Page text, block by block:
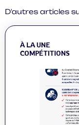
D'autres articles
À LA UNE
COMPÉTITIONS